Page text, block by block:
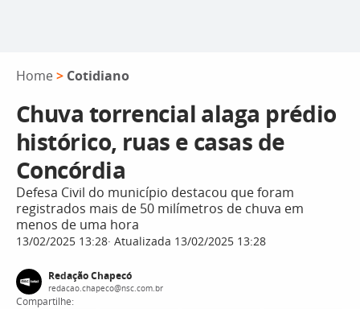
Home > Cotidiano
Chuva torrencial alaga prédio
histórico, ruas e casas de
Concórdia
Defesa Civil do município destacou que foram
registrados mais de 50 milímetros de chuva em
menos de uma hora
13/02/2025 13:28 Atualizada 13/02/2025 13:28
Redação Chapecó
redacao.chapeco@nsc.com.br
Compartilhe: